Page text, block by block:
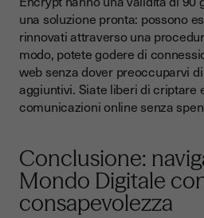
una soluzione pronta: possono
rinnovati attraverso una
modo, potete godere di
web senza dover preoccuparvi
aggiuntivi. Siate liberi di criptare
comunicazioni online senza
Conclusione:
Mondo Digitale
consapevolezza